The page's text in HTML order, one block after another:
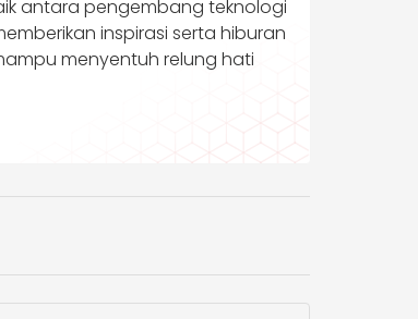
antara pengembang teknologi
inspirasi serta hiburan
menyentuh relung hati